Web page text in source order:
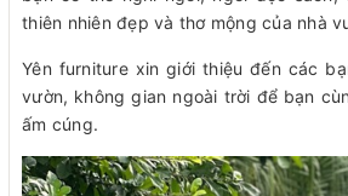
thiên nhiên đẹp và thơ mộng của nhà
Yên furniture xin giới thiệu đến các
vườn, không gian ngoài trời để bạn
ấm cúng.